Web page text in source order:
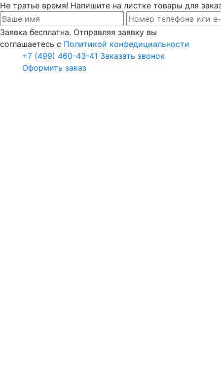
Не тратье время! Напишите на листке товары для
Заявка бесплатна. Отправляя заявку вы
соглашаетесь с Политикой конфедициальности
+7 (499) 460-43-41 Заказать звонок
Оформить заказ